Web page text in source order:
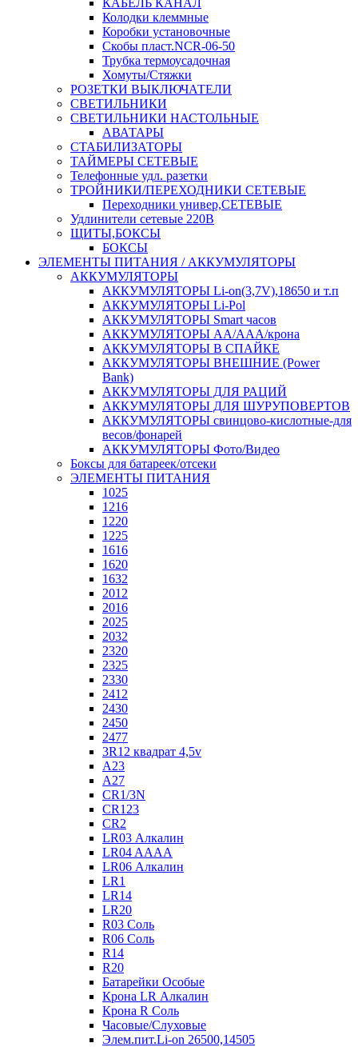
КАБЕЛЬ КАНАЛ
Колодки клеммные
Коробки установочные
Скобы пласт.NCR-06-50
Трубка термоусадочная
Хомуты/Стяжки
РОЗЕТКИ ВЫКЛЮЧАТЕЛИ
СВЕТИЛЬНИКИ
СВЕТИЛЬНИКИ НАСТОЛЬНЫЕ
АВАТАРЫ
СТАБИЛИЗАТОРЫ
ТАЙМЕРЫ СЕТЕВЫЕ
Телефонные удл. разетки
ТРОЙНИКИ/ПЕРЕХОДНИКИ СЕТЕВЫЕ
Переходники универ,СЕТЕВЫЕ
Удлинители сетевые 220В
ЩИТЫ,БОКСЫ
БОКСЫ
ЭЛЕМЕНТЫ ПИТАНИЯ / АККУМУЛЯТОРЫ
АККУМУЛЯТОРЫ
АККУМУЛЯТОРЫ Li-on(3,7V),18650 и т.п
АККУМУЛЯТОРЫ Li-Pol
АККУМУЛЯТОРЫ Smart часов
АККУМУЛЯТОРЫ АА/ААА/крона
АККУМУЛЯТОРЫ В СПАЙКЕ
АККУМУЛЯТОРЫ ВНЕШНИЕ (Power
Bank)
АККУМУЛЯТОРЫ ДЛЯ РАЦИЙ
АККУМУЛЯТОРЫ ДЛЯ ШУРУПОВЕРТОВ
АККУМУЛЯТОРЫ свинцово-кислотные-для
весов/фонарей
АККУМУЛЯТОРЫ Фото/Видео
Боксы для батареек/отсеки
ЭЛЕМЕНТЫ ПИТАНИЯ
1025
1216
1220
1225
1616
1620
1632
2012
2016
2025
2032
2320
2325
2330
2412
2430
2450
2477
3R12 квадрат 4,5v
A23
A27
CR1/3N
CR123
CR2
LR03 Алкалин
LR04 AAAA
LR06 Алкалин
LR1
LR14
LR20
R03 Соль
R06 Соль
R14
R20
Батарейки Особые
Крона LR Алкалин
Крона R Соль
Часовые/Слуховые
Элем.пит.Li-on 26500,14505